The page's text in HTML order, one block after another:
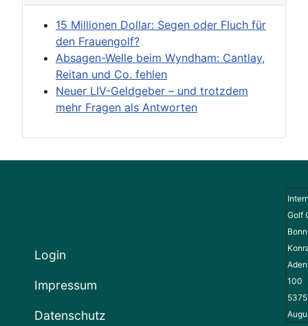
15 Millionen Dollar: Segen oder Fluch für
den Frauengolf?
Absagen-Welle beim Wyndham: Cantlay,
Reitan und Co. fehlen
Neuer LIV-Geldgeber – und trotzdem
mehr Fragen als Antworten
Login
Impressum
Datenschutz
Golf
100